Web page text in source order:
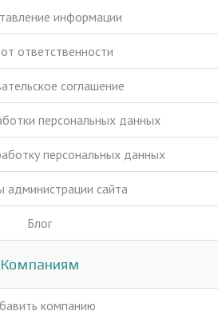
информации
ответственности
соглашение
персональных данных
персональных данных
администрации сайта
Блог
Компаниям
компанию